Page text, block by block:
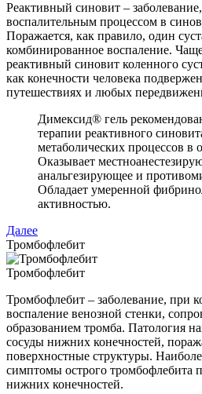
Реактивный синовит –
воспалительным процессом в
Поражается, как правило, один
комбинированное воспаление.
реактивный синовит коленного
как конечности человека
путешествиях и любых
Димексид® гель
терапии реактивного
метаболических процессов в
Оказывает
анальгезирующее и
Обладает умеренной
активностью.
Далее
Тромбофлебит
Тромбофлебит
Тромбофлебит – заболевание, при
воспаление венозной стенки,
образованием тромба. Патология
сосуды нижних конечностей,
поверхностные структуры.
симптомы острого тромбофлебита
нижних конечностей.